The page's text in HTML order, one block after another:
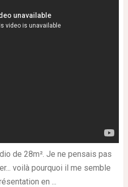
de 28m². Je ne pensais pas
voilà pourquoi il me semble
en ...